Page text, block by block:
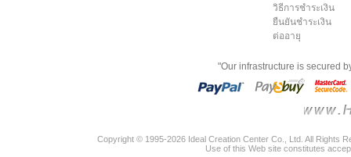
วิธีการชำระเงิน
ยืนยันชำระเงิน
ต่ออายุ
"Our infrastructure is secured
Copyright © 1995-2026 Ideal Creation Center Co., Ltd. All Rights
Use of this Web site constitutes